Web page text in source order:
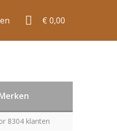
€ 0,00
8304 klanten